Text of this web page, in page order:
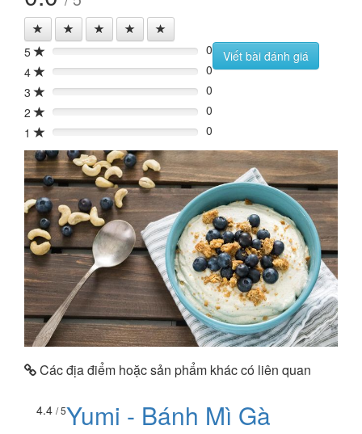
5 0%
0
4
0%
0
3
0%
0
2
0%
0
1
0% 0
Viết bài đánh giá
Các địa điểm hoặc sản phẩm khác có liên quan
4.4 / 5Yumi - Bánh Mì Gà